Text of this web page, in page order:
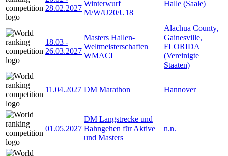
28.02.2027
Winterwurf
M/W/U20/U18
Halle (Saale)
18.03 -
26.03.2027
Masters Hallen-
Weltmeisterschaften
WMACI
Alachua County,
Gainesville,
FLORIDA
(Vereinigte
Staaten)
11.04.2027 DM Marathon Hannover
01.05.2027
DM Langstrecke und
Bahngehen für Aktive
und Masters
n.n.